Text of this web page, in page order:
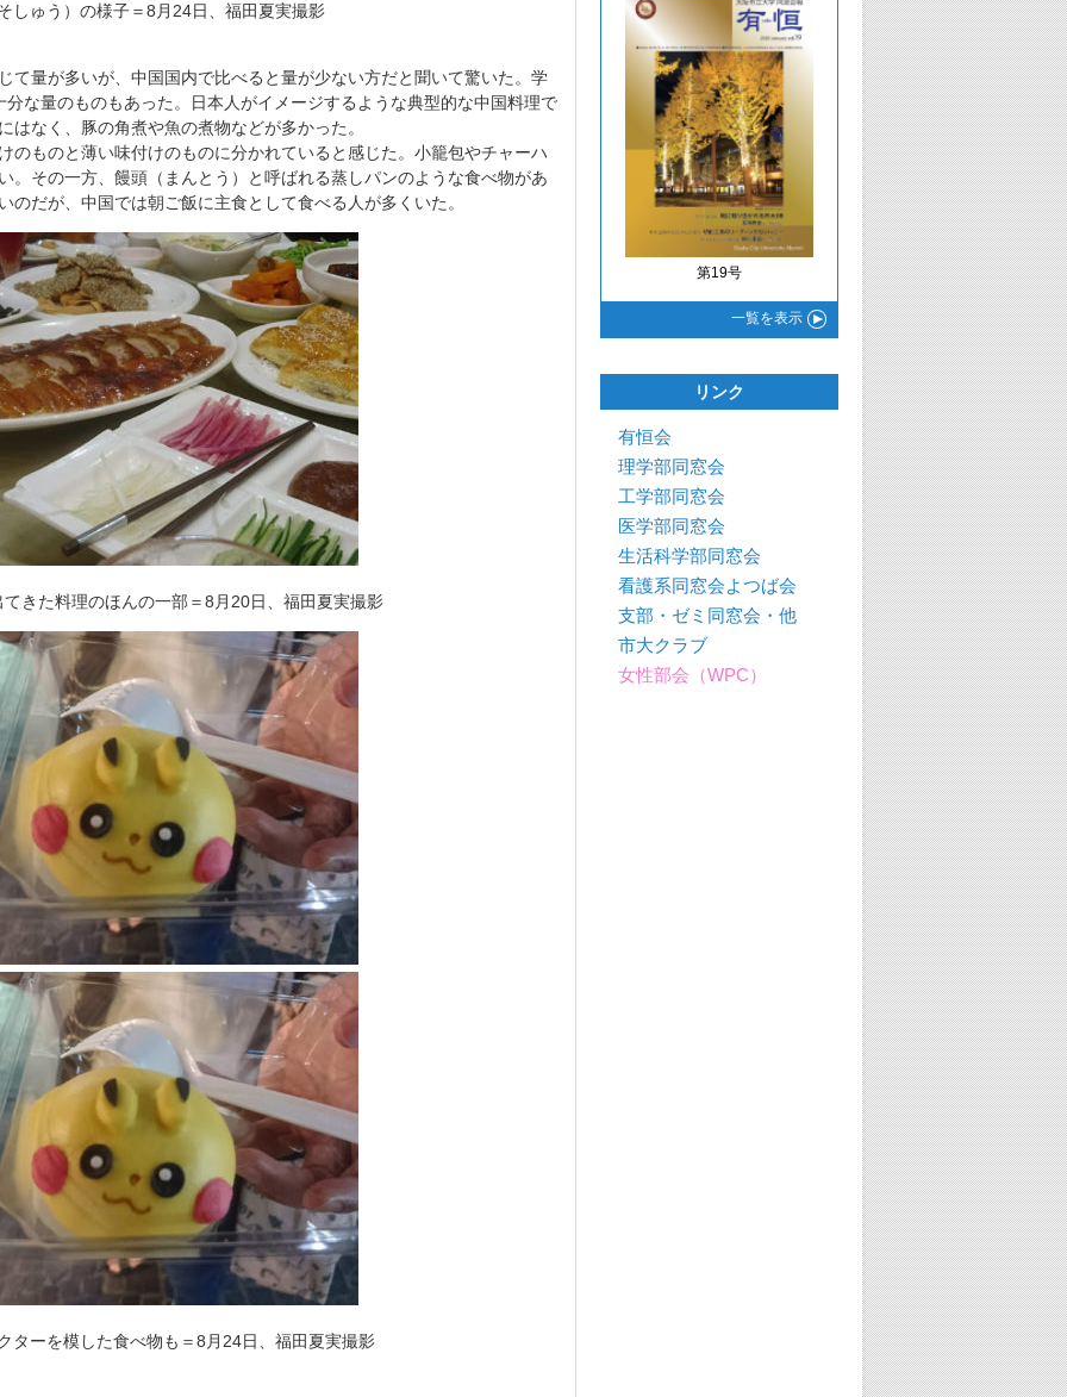
しゅう）の様子＝8月24日、福田夏実撮影
量が多いが、中国国内で比べると量が少ない方だと聞いて驚いた。学
な量のものもあった。日本人がイメージするような典型的な中国料理で
なく、豚の角煮や魚の煮物などが多かった。
ものと薄い味付けのものに分かれていると感じた。小籠包やチャーハ
。その一方、饅頭（まんとう）と呼ばれる蒸しパンのような食べ物があ
のだが、中国では朝ご飯に主食として食べる人が多くいた。
きた料理のほんの一部＝8月20日、福田夏実撮影
ターを模した食べ物も＝8月24日、福田夏実撮影
第19号
一覧を表示
リンク
有恒会
理学部同窓会
工学部同窓会
医学部同窓会
生活科学部同窓会
看護系同窓会よつば会
支部・ゼミ同窓会・他
市大クラブ
女性部会（WPC）